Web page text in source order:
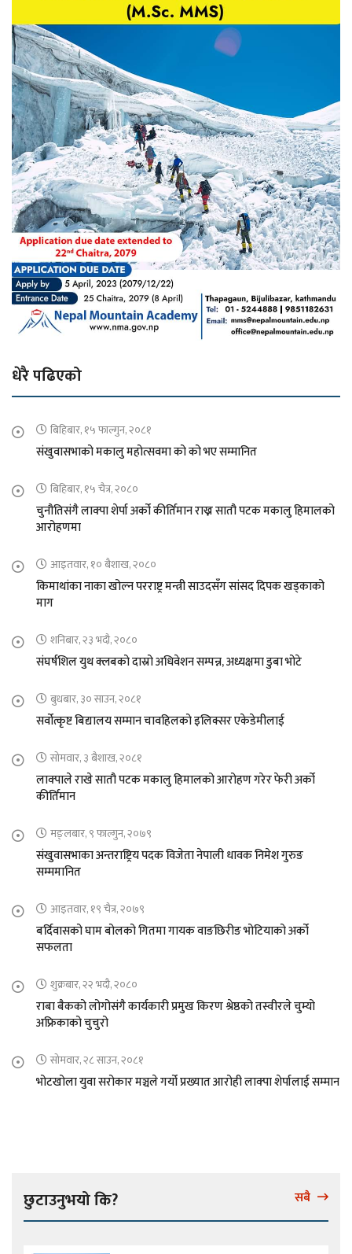
धेरै पढिएको
बिहिबार, १५ फाल्गुन, २०८१
संखुवासभाको मकालु महोत्सवमा को को भए सम्मानित
बिहिबार, १५ चैत्र, २०८०
चुनौतिसंगै लाक्पा शेर्पा अर्को कीर्तिमान राख्न सातौ पटक मकालु हिमालको
आरोहणमा
आइतवार, १० बैशाख, २०८०
किमाथांका नाका खोल्न परराष्ट्र मन्त्री साउदसँग सांसद दिपक खड्काको
माग
शनिबार, २३ भदौ, २०८०
संघर्षशिल युथ क्लबको दास्रो अधिवेशन सम्पन्न, अध्यक्षमा डुबा भोटे
बुधबार, ३० साउन, २०८१
सर्वोत्कृष्ट बिद्यालय सम्मान चावहिलको इलिक्सर एकेडेमीलाई
सोमवार, ३ बैशाख, २०८१
लाक्पाले राखे सातौ पटक मकालु हिमालको आरोहण गरेर फेरी अर्को
कीर्तिमान
मङ्लबार, ९ फाल्गुन, २०७९
संखुवासभाका अन्तराष्ट्रिय पदक विजेता नेपाली धावक निमेश गुरुङ
सम्ममानित
आइतवार, १९ चैत्र, २०७९
बर्दिवासको घाम बोलको गितमा गायक वाङछिरीङ भोटियाको अर्को
सफलता
शुक्रबार, २२ भदौ, २०८०
राबा बैकको लोगोसंगै कार्यकारी प्रमुख किरण श्रेष्ठको तस्वीरले चुम्यो
अफ्रिकाको चुचुरो
सोमवार, २८ साउन, २०८१
भोटखोला युवा सरोकार मञ्चले गर्यो प्रख्यात आरोही लाक्पा शेर्पालाई सम्मान
छुटाउनुभयो कि? सबै